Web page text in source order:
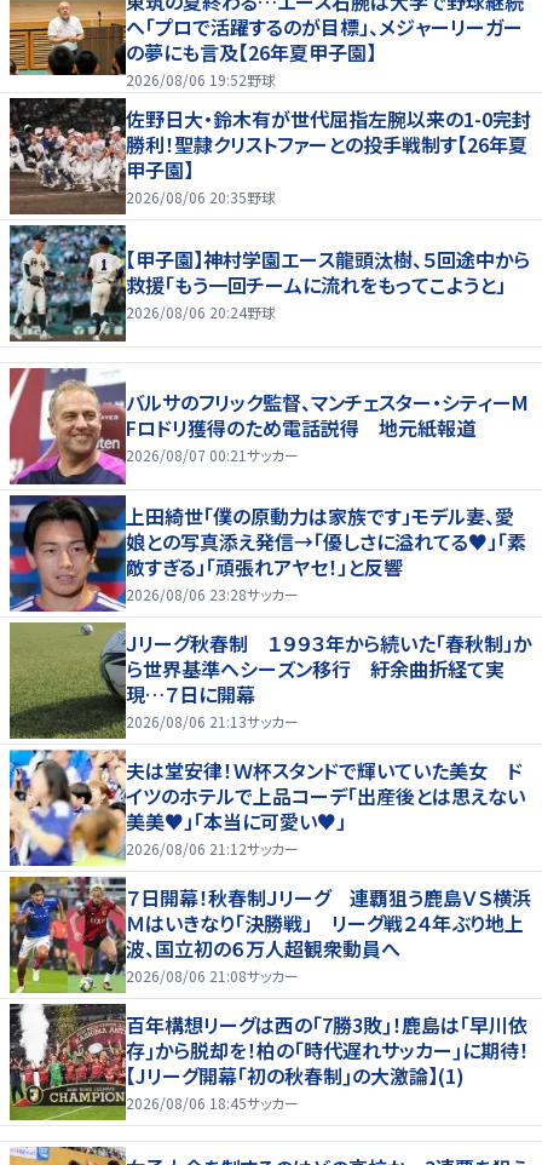
へ「プロで活躍するのが目標」、メジャーリーガー
の夢にも言及【26年夏甲子園】
2026/08/06 19:52野球
佐野日大・鈴木有が世代屈指左腕以来の1-0完封
勝利！聖隷クリストファーとの投手戦制す【26年夏
甲子園】
2026/08/06 20:35野球
【甲子園】神村学園エース龍頭汰樹、５回途中から
救援「もう一回チームに流れをもってこようと」
2026/08/06 20:24野球
バルサのフリック監督、マンチェスター・シティーM
Fロドリ獲得のため電話説得 地元紙報道
2026/08/07 00:21サッカー
上田綺世「僕の原動力は家族です」モデル妻、愛
娘との写真添え発信→「優しさに溢れてる♥」「素
敵すぎる」「頑張れアヤセ！」と反響
2026/08/06 23:28サッカー
Ｊリーグ秋春制 １９９３年から続いた「春秋制」か
ら世界基準へシーズン移行 紆余曲折経て実
現…７日に開幕
2026/08/06 21:13サッカー
夫は堂安律！Ｗ杯スタンドで輝いていた美女 ド
イツのホテルで上品コーデ「出産後とは思えない
美美♥」「本当に可愛い♥」
2026/08/06 21:12サッカー
７日開幕！秋春制Ｊリーグ 連覇狙う鹿島ＶＳ横浜
Ｍはいきなり「決勝戦」 リーグ戦２４年ぶり地上
波、国立初の６万人超観衆動員へ
2026/08/06 21:08サッカー
百年構想リーグは西の｢7勝3敗｣！鹿島は｢早川依
存｣から脱却を！柏の｢時代遅れサッカー｣に期待！
【Jリーグ開幕｢初の秋春制｣の大激論】(1)
2026/08/06 18:45サッカー